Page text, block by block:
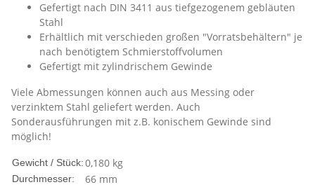
Gefertigt nach DIN 3411 aus tiefgezogenem gebläuten
Stahl
Erhältlich mit verschieden großen "Vorratsbehältern" je
nach benötigtem Schmierstoffvolumen
Gefertigt mit zylindrischem Gewinde
Viele Abmessungen können auch aus Messing oder
verzinktem Stahl geliefert werden. Auch
Sonderausführungen mit z.B. konischem Gewinde sind
möglich!
Gewicht / Stück:0,180 kg
Durchmesser: 66 mm